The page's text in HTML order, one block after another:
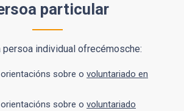
particular
persoa individual ofrecémosche:
sobre o voluntariado en
sobre o voluntariado